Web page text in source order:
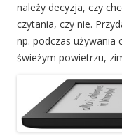
należy decyzja, czy
czytania, czy nie.
np. podczas używania
świeżym powietrzu,